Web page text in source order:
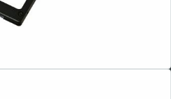
Intenso 2,5" SSD TOP 4TB SATA III